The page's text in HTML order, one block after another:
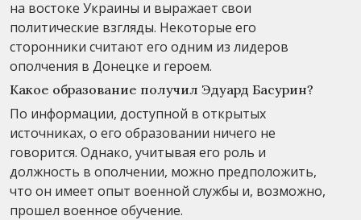
на востоке Украины и выражает свои
политические взгляды. Некоторые его
сторонники считают его одним из лидеров
ополчения в Донецке и героем.
Какое образование получил Эдуард Басурин?
По информации, доступной в открытых
источниках, о его образовании ничего не
говорится. Однако, учитывая его роль и
должность в ополчении, можно предположить,
что он имеет опыт военной службы и, возможно,
прошел военное обучение.